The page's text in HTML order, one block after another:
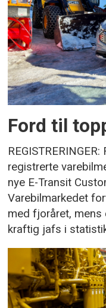
Ford til
registrerte
nye E-Transit
Varebilmarkedet
med fjoråret, mens
kraftig jafs i